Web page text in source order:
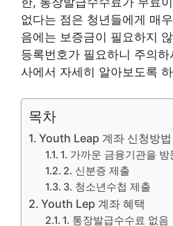
없다는 점은 청년들에게 매
음에는 보증금이 필요하지
등록번호가 필요하니 주의
사에서 자세히 알아보도록
목차
Youth Leap 계좌 신청방
1. 가까운 금융기관을 방
2. 신분증 제출
3. 청소년수첩 제출
Youth Lep 계좌 혜택
1. 통장발급수수료 없음